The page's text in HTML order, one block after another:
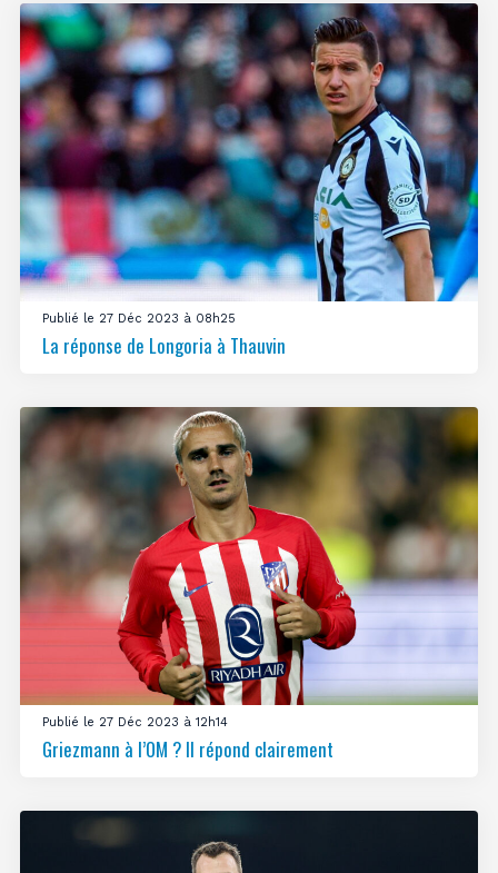
Publié le 27 Déc 2023 à 08h25
La réponse de Longoria à Thauvin
Publié le 27 Déc 2023 à 12h14
Griezmann à l’OM ? Il répond clairement